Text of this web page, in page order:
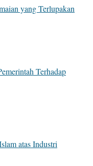
yang Terlupakan
Terhadap
atas Industri